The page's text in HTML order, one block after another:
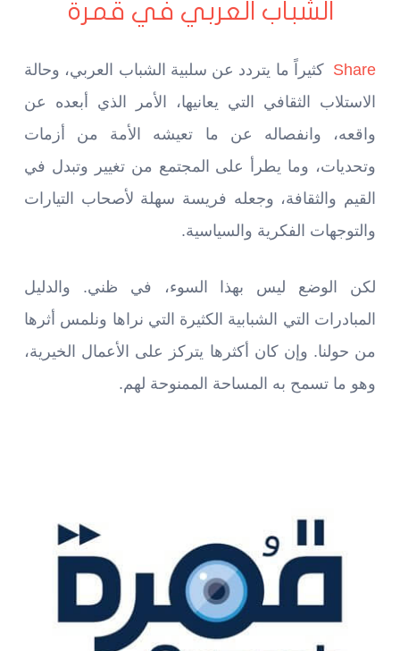
الشباب العربي في قمرة
Share كثيراً ما يتردد عن سلبية الشباب العربي، وحالة
الاستلاب الثقافي التي يعانيها، الأمر الذي أبعده عن
واقعه، وانفصاله عن ما تعيشه الأمة من أزمات
وتحديات، وما يطرأ على المجتمع من تغيير وتبدل في
القيم والثقافة، وجعله فريسة سهلة لأصحاب التيارات
والتوجهات الفكرية والسياسية.
لكن الوضع ليس بهذا السوء، في ظني. والدليل
المبادرات التي الشبابية الكثيرة التي نراها ونلمس أثرها
من حولنا. وإن كان أكثرها يتركز على الأعمال الخيرية،
وهو ما تسمح به المساحة الممنوحة لهم.